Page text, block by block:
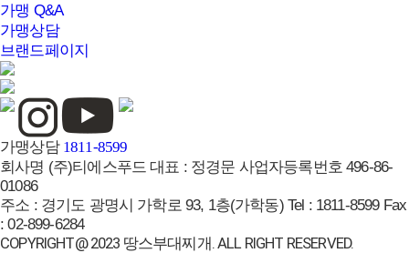
가맹 Q&A
가맹상담
브랜드페이지
가맹상담 1811-8599
회사명 (주)티에스푸드 대표 : 정경문 사업자등록번호 496-86-
01086
주소 : 경기도 광명시 가학로 93, 1층(가학동) Tel : 1811-8599 Fax
:02-899-6284
COPYRIGHT@ 2023 땅스부대찌개. ALL RIGHT RESERVED.